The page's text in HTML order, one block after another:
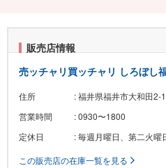
販売店情報
売ッチャリ買ッチャリ しろぼし
住所
: 福井県福井市大和田2-
営業時間
: 0930〜1800
定休日
: 毎週月曜日、第二火曜
この販売店の在庫一覧を見る